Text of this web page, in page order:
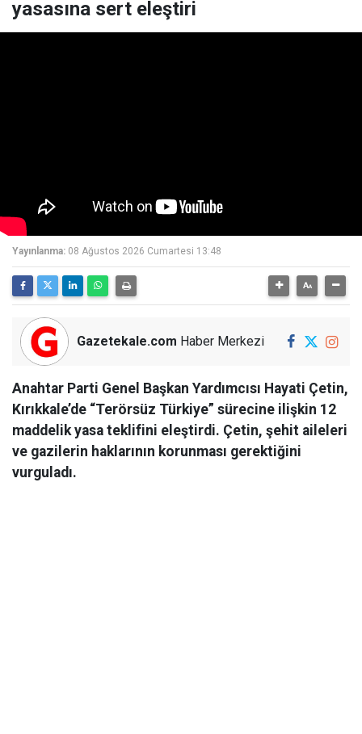
yasasına sert eleştiri
Yayınlanma: 08 Ağustos 2026 Cumartesi 13:48
Gazetekale.com Haber Merkezi
Anahtar Parti Genel Başkan Yardımcısı Hayati Çetin,
Kırıkkale’de “Terörsüz Türkiye” sürecine ilişkin 12
maddelik yasa teklifini eleştirdi. Çetin, şehit aileleri
ve gazilerin haklarının korunması gerektiğini
vurguladı.